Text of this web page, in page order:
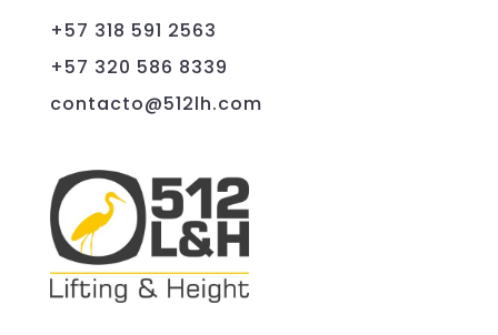
+57 318 591 2563
+57 320 586 8339
contacto@512lh.com